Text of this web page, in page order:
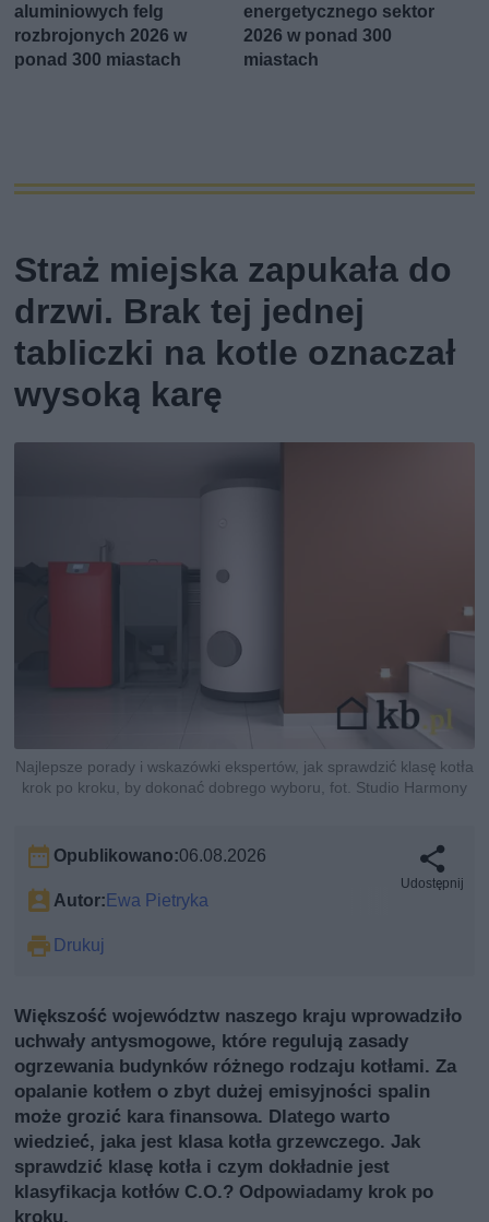
aluminiowych felg
rozbrojonych 2026 w
ponad 300 miastach
energetycznego sektor
2026 w ponad 300
miastach
Straż miejska zapukała do
drzwi. Brak tej jednej
tabliczki na kotle oznaczał
wysoką karę
Najlepsze porady i wskazówki ekspertów, jak sprawdzić klasę kotła
krok po kroku, by dokonać dobrego wyboru, fot. Studio Harmony
Opublikowano:06.08.2026
Autor:Ewa Pietryka
Drukuj
Udostępnij
Większość województw naszego kraju wprowadziło
uchwały antysmogowe, które regulują zasady
ogrzewania budynków różnego rodzaju kotłami. Za
opalanie kotłem o zbyt dużej emisyjności spalin
może grozić kara finansowa. Dlatego warto
wiedzieć, jaka jest klasa kotła grzewczego. Jak
sprawdzić klasę kotła i czym dokładnie jest
klasyfikacja kotłów C.O.? Odpowiadamy krok po
kroku.